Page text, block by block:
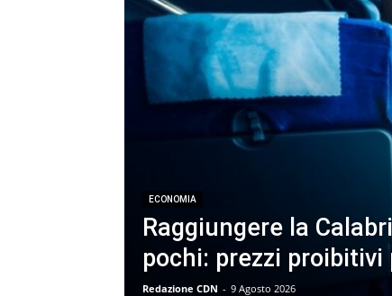
ECONOMIA
Raggiungere la
pochi: prezzi
Redazione CDN - 9 Agosto 2026